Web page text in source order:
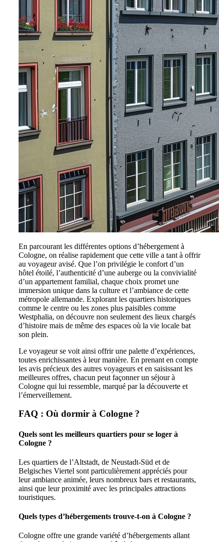
En parcourant les différentes options d’hébergement à
Cologne, on réalise rapidement que cette ville a tant à offrir
au voyageur avisé. Que l’on privilégie le confort d’un
hôtel étoilé, l’authenticité d’une auberge ou la convivialité
d’un appartement familial, chaque choix promet une
immersion unique dans la culture et l’ambiance de cette
métropole allemande. Explorant les quartiers historiques
comme le centre ou les zones plus paisibles comme
Westphalia, on découvre non seulement des lieux chargés
d’histoire mais de même des espaces où la vie locale bat
son plein.
Le voyageur se voit ainsi offrir une palette d’expériences,
toutes enrichissantes à leur manière. En prenant en compte
les avis précieux des autres voyageurs et en saisissant les
meilleures offres, chacun peut façonner un séjour à
Cologne qui lui ressemble, marqué par la découverte et
l’émerveillement.
FAQ : Où dormir à Cologne ?
Quels sont les meilleurs quartiers pour se loger à
Cologne ?
Les quartiers de l’Altstadt, de Neustadt-Süd et de
Belgisches Viertel sont particulièrement appréciés pour
leur ambiance animée, leurs nombreux bars et restaurants,
ainsi que leur proximité avec les principales attractions
touristiques.
Quels types d’hébergements trouve-t-on à Cologne ?
Cologne offre une grande variété d’hébergements allant